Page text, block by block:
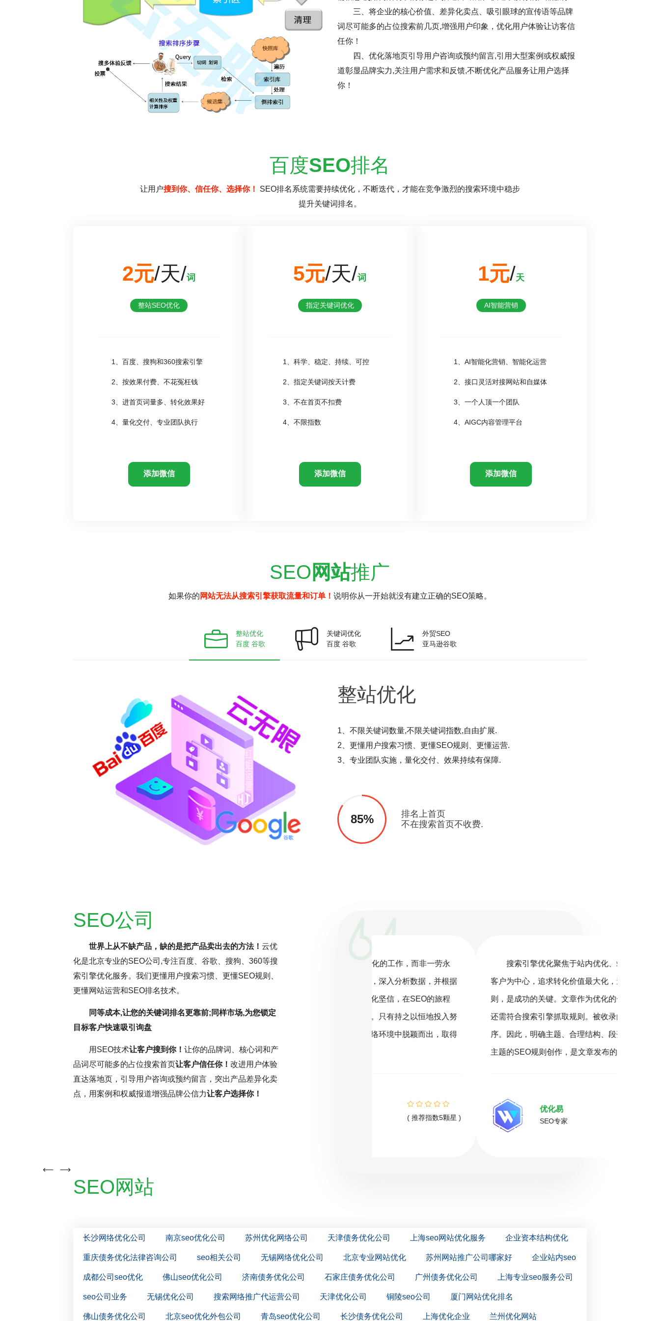
三、将企业的核心价值、差异化卖点、吸引眼球的宣传语等品牌
词尽可能多的占位搜索前几页,增强用户印象，优化用户体验让访客信
任你！
四、优化落地页引导用户咨询或预约留言,引用大型案例或权威报
道彰显品牌实力,关注用户需求和反馈,不断优化产品服务让用户选择
你！
百度SEO排名
让用户搜到你、信任你、选择你！
SEO排名系统需要持续优化，不断迭代，才能在竞争激烈的搜索环境中稳步
提升关键词排名。
2元/天/词
整站SEO优化
1、百度、搜狗和360搜索引擎
2、按效果付费、不花冤枉钱
3、进首页词量多、转化效果好
4、量化交付、专业团队执行
添加微信
5元/天/词
指定关键词优化
1、科学、稳定、持续、可控
2、指定关键词按天计费
3、不在首页不扣费
4、不限指数
添加微信
1元/天
AI智能营销
1、AI智能化营销、智能化运营
2、接口灵活对接网站和自媒体
3、一个人顶一个团队
4、AIGC内容管理平台
添加微信
SEO 网站推广
如果你的 网站无法从搜索引擎获取流量和订单！ 说明你从一开始就没有建立正确的SEO策略。
整站优化
百度 谷歌
关键词优化
百度 谷歌
外贸SEO
亚马逊谷歌
整站优化
1、不限关键词数量,不限关键词指数,自由扩展.
2、更懂用户搜索习惯、更懂SEO规则、更懂运营.
3、专业团队实施，量化交付、效果持续有保障.
85%
排名上首页
不在搜索首页不收费.
SEO公司
世界上从不缺产品，缺的是把产品卖出去的方法！云优
化是北京专业的SEO公司,专注百度、谷歌、搜狗、360等搜
索引擎优化服务。我们更懂用户搜索习惯、更懂SEO规则、
更懂网站运营和SEO排名技术。
同等成本,让您的关键词排名更靠前;同样市场,为您锁定
目标客户快速吸引询盘
用SEO技术让客户搜到你！让你的品牌词、核心词和产
品词尽可能多的占位搜索首页让客户信任你！改进用户体验
直达落地页，引导用户咨询或预约留言，突出产品差异化卖
点，用案例和权威报道增强品牌公信力让客户选择你！
，但云优化认为，这更多与网
受多因素影响，但正确思维和
搜索引擎规则，可提升网站转
助力网站取得更好效果。
( 推荐指数5颗星 )
SEO网站优化是一项持续且精细化的工作，而非一劳永
逸。它要求优化师密切关注行业动态，深入分析数据，并根据
中，耐心和毅力是不可或缺的驱动力。只有持之以恒地投入努
更为优异的搜索引擎排名。
搜索引擎优化聚焦于站内优化、站外SEO及搜索体验。以
客户为中心，追求转化价值最大化，遵循用户需求和搜索规
则，是成功的关键。文章作为优化的一环，不仅要满足读者，
还需符合搜索引擎抓取规则。被收录的文章才有机会参与排
序。因此，明确主题、合理结构、段落清晰，并结合关键词与
主题的SEO规则创作，是文章发布的必备要素。
优化易
SEO专家 ( 推荐指数5颗星 )
SEO网站
长沙网络优化公司 南京seo优化公司 苏州优化网络公司 天津债务优化公司 上海seo网站优化服务 企业资本结构优化
重庆债务优化法律咨询公司 seo相关公司 无锡网络优化公司 北京专业网站优化 苏州网站推广公司哪家好 企业站内seo
成都公司seo优化 佛山seo优化公司 济南债务优化公司 石家庄债务优化公司 广州债务优化公司 上海专业seo服务公司
seo公司业务 无锡优化公司 搜索网络推广代运营公司 天津优化公司 铜陵seo公司 厦门网站优化排名
佛山债务优化公司 北京seo优化外包公司 青岛seo优化公司 长沙债务优化公司 上海优化企业 兰州优化网站